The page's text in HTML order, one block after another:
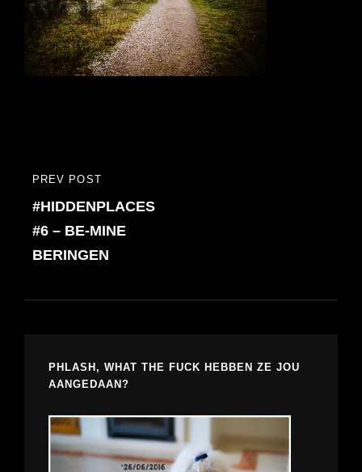
Bericht
navigatie
PREVIOUS
POST
PREV POST
#HIDDENPLACES
#6 – BE-MINE
BERINGEN
PHLASH, WHAT THE FUCK HEBBEN ZE JOU
AANGEDAAN?